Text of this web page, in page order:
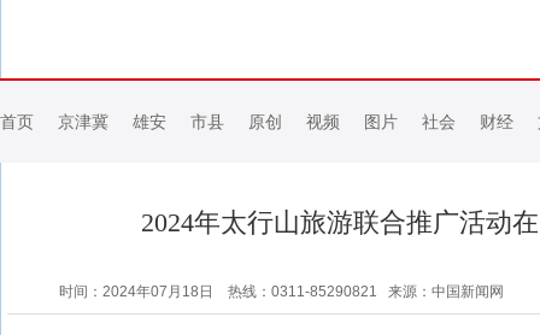
首页 京津冀 雄安 市县 原创 视频 图片 社会 财经
2024年太行山旅游联合推广活动
时间：2024年07月18日 热线：0311-85290821 来源：中国新闻网